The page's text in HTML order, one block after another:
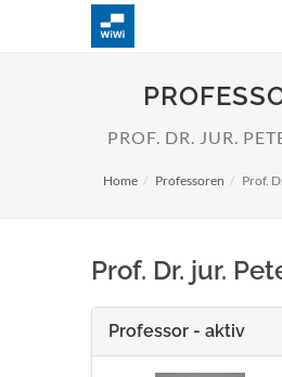
PROF. DR. JUR.
Home Professoren Prof.
Prof. Dr. jur.
Professor - aktiv